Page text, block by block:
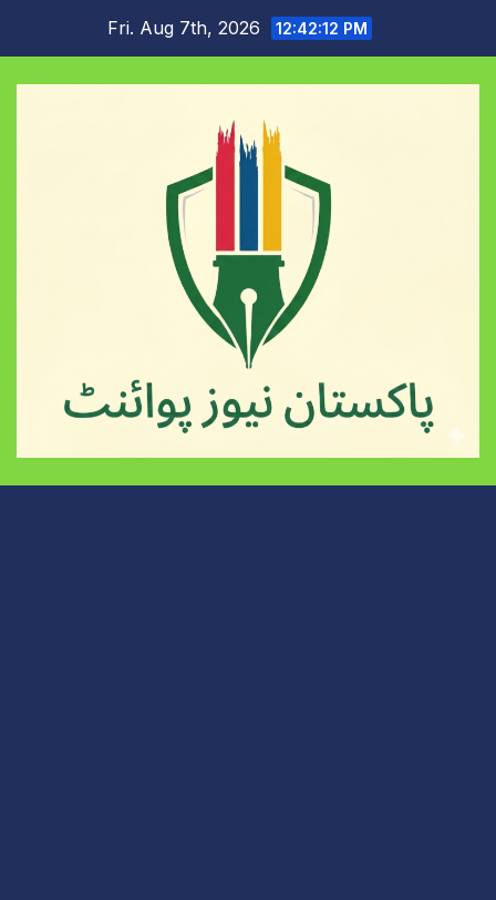
content
Fri. Aug 7th, 2026 12:42:13 PM